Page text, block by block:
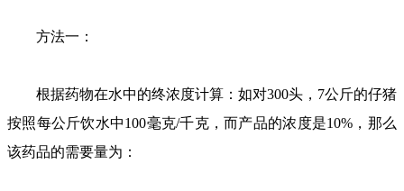
方法一：
根据药物在水中的终浓度计算：如对300头，7公斤的仔猪
按照每公斤饮水中100毫克/千克，而产品的浓度是10%，那么
该药品的需要量为：